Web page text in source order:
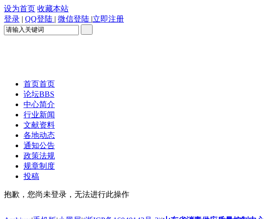
设为首页 收藏本站
登录 | QQ登陆 | 微信登陆 |立即注册
首页首页
论坛BBS
中心简介
行业新闻
文献资料
各地动态
通知公告
政策法规
规章制度
投稿
抱歉，您尚未登录，无法进行此操作